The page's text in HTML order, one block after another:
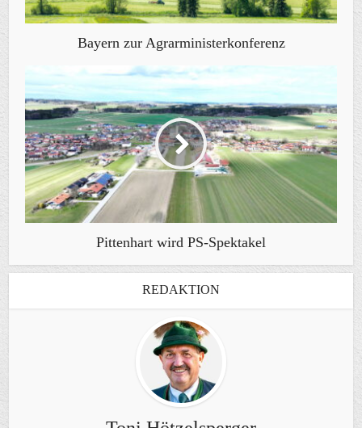
Bayern zur Agrarministerkonferenz
Pittenhart wird PS-Spektakel
REDAKTION